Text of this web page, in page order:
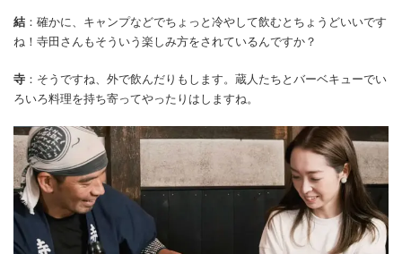
結 ：確かに、キャンプなどでちょっと冷やして飲むとちょうどいいです
ね！寺田さんもそういう楽しみ方をされているんですか？
寺 ：そうですね、外で飲んだりもします。蔵人たちとバーベキューでい
ろいろ料理を持ち寄ってやったりはしますね。